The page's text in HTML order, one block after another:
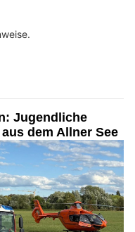
Jugendliche
dem Allner See